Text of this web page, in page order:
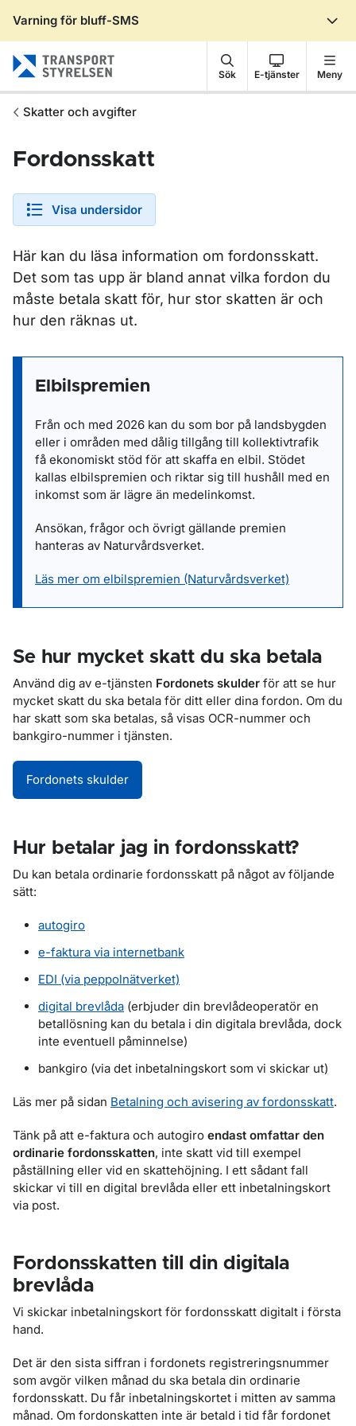
Varning för bluff-SMS
Sök E-tjänster Meny
Skatter och avgifter
Fordonsskatt
Visa undersidor
Här kan du läsa information om fordonsskatt.
Det som tas upp är bland annat vilka fordon du
måste betala skatt för, hur stor skatten är och
hur den räknas ut.
Elbilspremien
Från och med 2026 kan du som bor på landsbygden
eller i områden med dålig tillgång till kollektivtrafik
få ekonomiskt stöd för att skaffa en elbil. Stödet
kallas elbilspremien och riktar sig till hushåll med en
inkomst som är lägre än medelinkomst.
Ansökan, frågor och övrigt gällande premien
hanteras av Naturvårdsverket.
Läs mer om elbilspremien (Naturvårdsverket)
Se hur mycket skatt du ska betala
Använd dig av e-tjänsten Fordonets skulder för att se hur
mycket skatt du ska betala för ditt eller dina fordon. Om du
har skatt som ska betalas, så visas OCR-nummer och
bankgiro-nummer i tjänsten.
Fordonets skulder
Hur betalar jag in fordonsskatt?
Du kan betala ordinarie fordonsskatt på något av följande
sätt:
autogiro
e-faktura via internetbank
EDI (via peppolnätverket)
digital brevlåda (erbjuder din brevlådeoperatör en
betallösning kan du betala i din digitala brevlåda, dock
inte eventuell påminnelse)
bankgiro (via det inbetalningskort som vi skickar ut)
Läs mer på sidan Betalning och avisering av fordonsskatt.
Tänk på att e-faktura och autogiro endast omfattar den
ordinarie fordonsskatten, inte skatt vid till exempel
påställning eller vid en skattehöjning. I ett sådant fall
skickar vi till en digital brevlåda eller ett inbetalningskort
via post.
Fordonsskatten till din digitala
brevlåda
Vi skickar inbetalningskort för fordonsskatt digitalt i första
hand.
Det är den sista siffran i fordonets registreringsnummer
som avgör vilken månad du ska betala din ordinarie
fordonsskatt. Du får inbetalningskortet i mitten av samma
månad. Om fordonskatten inte är betald i tid får fordonet